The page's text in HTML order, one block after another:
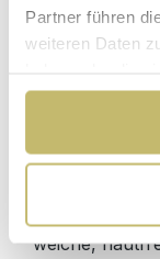
Partner führen
weiteren Daten
gesammelt
Beschreibung
Gefertigt aus
das Handtuch
weiche,